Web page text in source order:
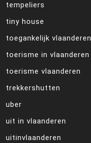
tempeliers
tiny house
toegankelijk vlaanderen
toerisme in vlaanderen
toerisme vlaanderen
trekkershutten
uber
uit in vlaanderen
uitinvlaanderen